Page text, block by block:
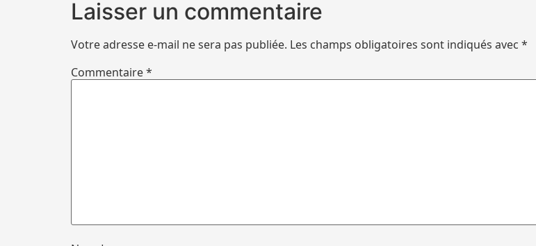
Laisser un commentaire
Votre adresse e-mail ne sera pas publiée. Les champs obligatoires sont indiqués avec *
Commentaire*